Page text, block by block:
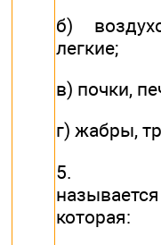
б)
легкие;
в) почки,
г) жабры,
5.
которая: